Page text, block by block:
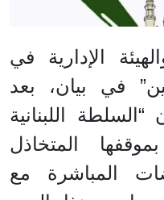
الإدارية في
في بيان، بعد
اللبنانية
المتخاذل
المباشرة مع